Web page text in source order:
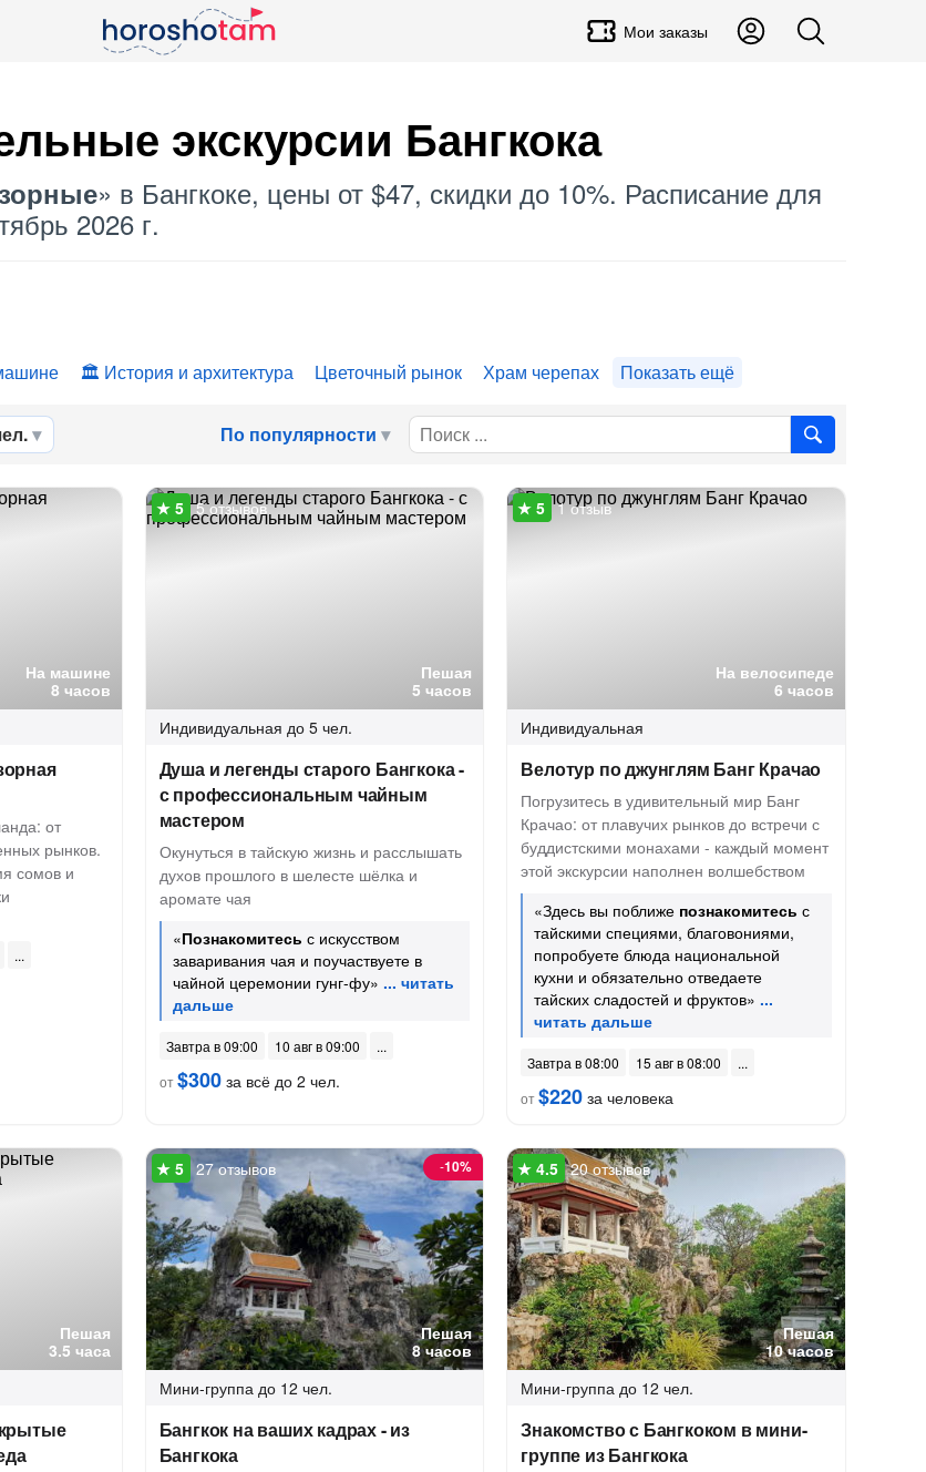
Мои заказы
экскурсии Бангкока
» в Бангкоке, цены от $47, скидки до 10%. Расписание для
2026 г.
История и архитектура Цветочный рынок Храм черепах Показать ещё
По популярности
На машине
8 часов
от
рынков.
сомов и
Пешая
5 часов
5 отзывов
Индивидуальная до 5 чел.
Душа и легенды старого Бангкока -
с профессиональным чайным
мастером
Окунуться в тайскую жизнь и расслышать
духов прошлого в шелесте шёлка и
аромате чая
«Познакомитесь с искусством
заваривания чая и поучаствуете в
чайной церемонии гунг-фу»
Завтра в 09:00
10 авг в 09:00
от$300за всё до 2 чел.
На велосипеде
6 часов
1 отзыв
Индивидуальная
Велотур по джунглям Банг Крачао
Погрузитесь в удивительный мир Банг
Крачао: от плавучих рынков до встречи с
буддистскими монахами - каждый момент
этой экскурсии наполнен волшебством
«Здесь вы поближе познакомитесь с
тайскими специями, благовониями,
попробуете блюда национальной
кухни и обязательно отведаете
тайских сладостей и фруктов»
Завтра в 08:00
15 авг в 08:00
от$220 за человека
Пешая
3.5 часа
Пешая
8 часов
-10%
27 отзывов
Мини-группа до 12 чел.
Бангкок на ваших кадрах - из
Бангкока
Пешая
10 часов
20 отзывов
Мини-группа до 12 чел.
Знакомство с Бангкоком в мини-
группе из Бангкока